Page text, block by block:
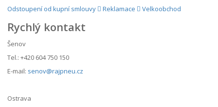
Odstoupení od kupní smlouvy
Reklamace Velkoobchod
Rychlý kontakt
Šenov
Tel.: +420 604 750 150
E-mail: senov@rajpneu.cz
Ostrava